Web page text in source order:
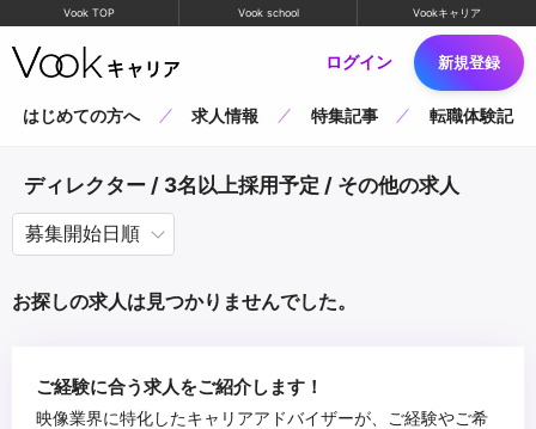
Vook TOP Vook school Vookキャリア
ログイン 新規登録
はじめての方へ 求人情報 特集記事 転職体験記
ディレクター / 3名以上採用予定 / その他の求人
お探しの求人は見つかりませんでした。
ご経験に合う求人をご紹介します！
映像業界に特化したキャリアアドバイザーが、ご経験やご希